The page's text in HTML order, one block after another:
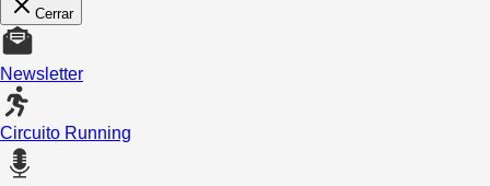
Cerrar
Newsletter
Circuito Running